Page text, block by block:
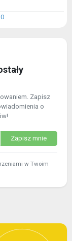
Zapisz
o
Zapisz mnie
w Twoim